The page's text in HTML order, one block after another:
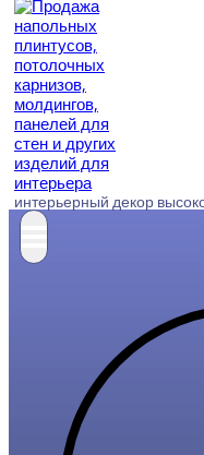
интерьерный декор